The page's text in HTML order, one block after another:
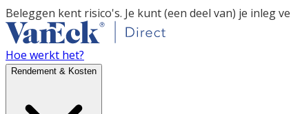
Beleggen kent risico's. Je kunt (een deel van) je inleg
Hoe werkt het?
Rendement & Kosten